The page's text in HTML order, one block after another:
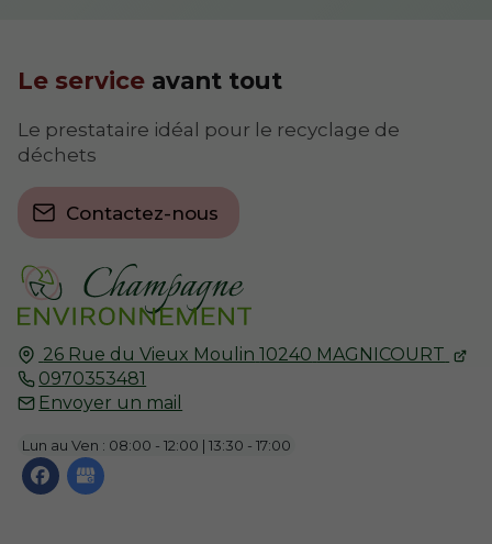
26 Rue du Vieux Moulin 10240 MAGNICOURT
0970353481
Envoyer un mail
Lun au Ven : 08:00 - 12:00 | 13:30 - 17:00
Le service avant tout
Le prestataire idéal pour le recyclage de
déchets
Contactez-nous